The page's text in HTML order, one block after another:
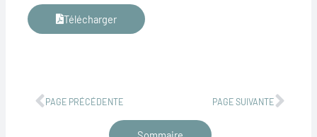
Télécharger
PAGE PRÉCÉDENTE PAGE SUIVANTE